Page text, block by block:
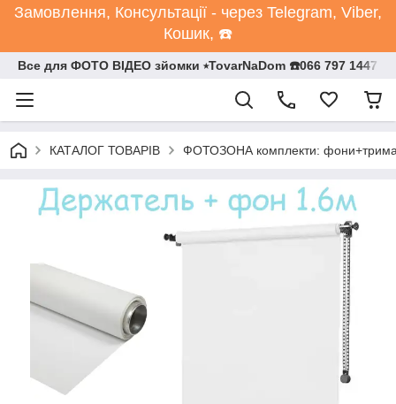
Замовлення, Консультації - через Telegram, Viber,
Кошик, ☎️
Все для ФОТО ВІДЕО зйомки ⭒TovarNaDom ☎️066 797 1447
КАТАЛОГ ТОВАРІВ ФОТОЗОНА комплекти: